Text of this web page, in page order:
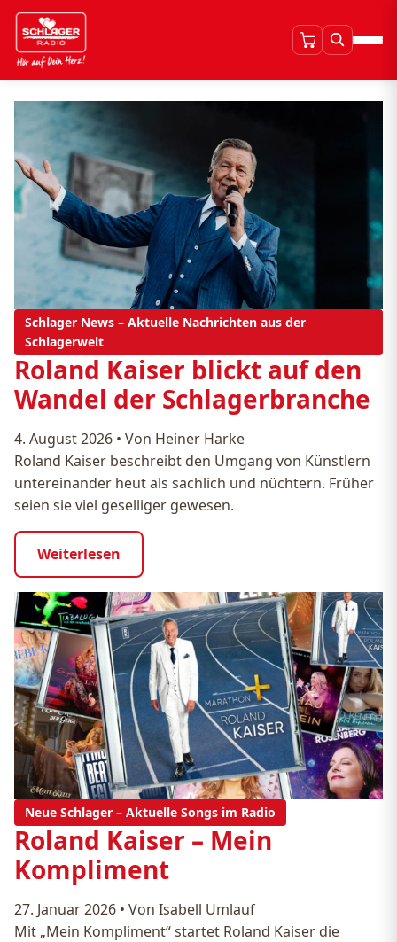
Schlager News – Aktuelle Nachrichten aus der
Schlagerwelt
Roland Kaiser blickt auf den
Wandel der Schlagerbranche
4. August 2026 • Von Heiner Harke
Roland Kaiser beschreibt den Umgang von Künstlern
untereinander heut als sachlich und nüchtern. Früher
seien sie viel geselliger gewesen.
Weiterlesen
Neue Schlager – Aktuelle Songs im Radio
Roland Kaiser – Mein
Kompliment
27. Januar 2026 • Von Isabell Umlauf
Mit „Mein Kompliment“ startet Roland Kaiser die